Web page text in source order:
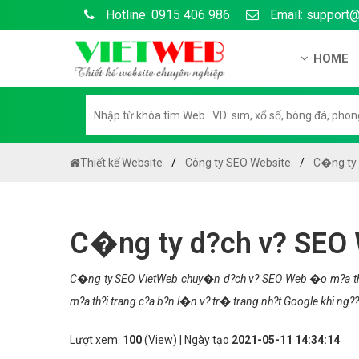
Hotline: 0915 406 986 Email:
HOME
H??ng
Chính
Liên h?
Chính
Thiết kế Website Công ty SEO Website C�ng ty
C�ng ty d?ch v?
C�ng ty SEO VietWeb chuy�n d?ch v? SEO Web �o
m?a th?i trang c?a b?n l�n v? tr� trang nh?t Google khi
Lượt xem: 100(View) | Ngày tạo 2021-05-11 14:34:14